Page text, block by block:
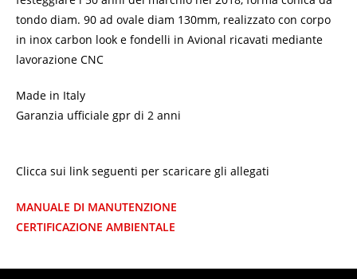
tondo diam. 90 ad ovale diam 130mm, realizzato con corpo
in inox carbon look e fondelli in Avional ricavati mediante
lavorazione CNC
Made in Italy
Garanzia ufficiale gpr di 2 anni
Clicca sui link seguenti per scaricare gli allegati
MANUALE DI MANUTENZIONE
CERTIFICAZIONE AMBIENTALE